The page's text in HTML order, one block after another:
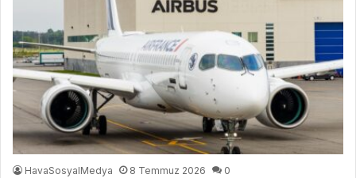
HavaSosyalMedya 8 Temmuz 2026 0